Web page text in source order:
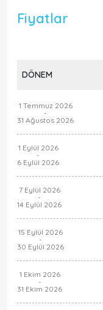
Fiyatlar
DÖNEM
1 Temmuz 2026
-
31 Ağustos 2026
1 Eylül 2026
-
6 Eylül 2026
7 Eylül 2026
-
14 Eylül 2026
15 Eylül 2026
-
30 Eylül 2026
1 Ekim 2026
-
31 Ekim 2026